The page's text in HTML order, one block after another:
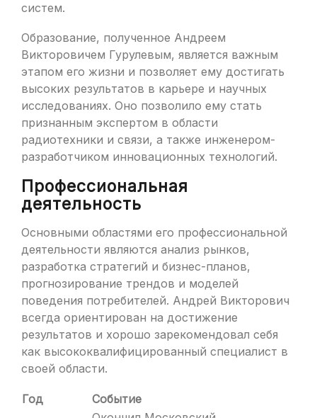
систем.
Образование, полученное Андреем
Викторовичем Гурулевым, является важным
этапом его жизни и позволяет ему достигать
высоких результатов в карьере и научных
исследованиях. Оно позволило ему стать
признанным экспертом в области
радиотехники и связи, а также инженером-
разработчиком инновационных технологий.
Профессиональная
деятельность
Основными областями его профессиональной
деятельности являются анализ рынков,
разработка стратегий и бизнес-планов,
прогнозирование трендов и моделей
поведения потребителей. Андрей Викторович
всегда ориентирован на достижение
результатов и хорошо зарекомендовал себя
как высококвалифицированный специалист в
своей области.
Год Событие